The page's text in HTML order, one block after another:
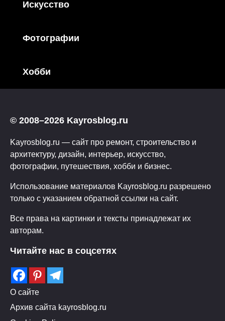
Искусство
Фотографии
Хобби
© 2008–2026 Kayrosblog.ru
Kayrosblog.ru — сайт про ремонт, строительство и
архитектуру, дизайн, интерьер, искусство,
фотографии, путешествия, хобби и бизнес.
Использование материалов Kayrosblog.ru разрешено
только с указанием обратной ссылки на сайт.
Все права на картинки и тексты принадлежат их
авторам.
Читайте нас в соцсетях
О сайте
Архив сайта kayrosblog.ru